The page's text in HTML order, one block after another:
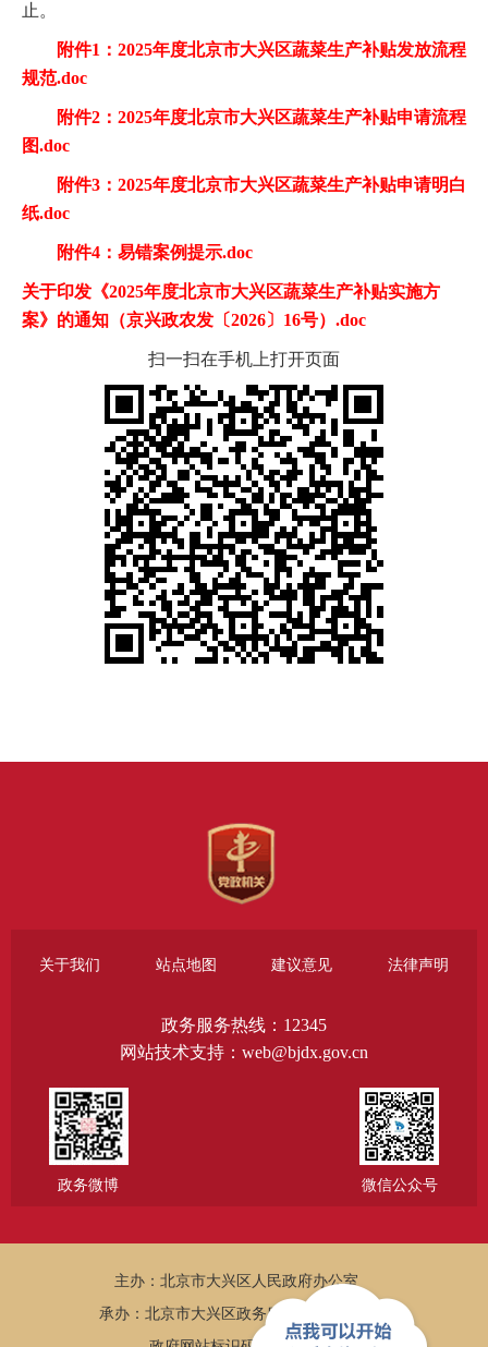
止。
附件1：2025年度北京市大兴区蔬菜生产补贴发放流程
规范.doc
附件2：2025年度北京市大兴区蔬菜生产补贴申请流程
图.doc
附件3：2025年度北京市大兴区蔬菜生产补贴申请明白
纸.doc
附件4：易错案例提示.doc
关于印发《2025年度北京市大兴区蔬菜生产补贴实施方
案》的通知（京兴政农发〔2026〕16号）.doc
扫一扫在手机上打开页面
关于我们 站点地图 建议意见 法律声明
政务服务热线：12345
网站技术支持：web@bjdx.gov.cn
政务微博 微信公众号
主办：北京市大兴区人民政府办公室
承办：北京市大兴区政务服务和数据管理局